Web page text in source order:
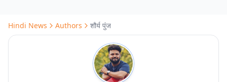
Hindi News Authors शौर्य पुंज